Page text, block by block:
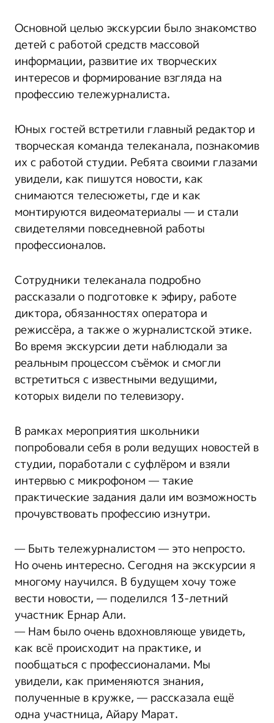
Основной целью экскурсии было знакомство
детей с работой средств массовой
информации, развитие их творческих
интересов и формирование взгляда на
профессию тележурналиста.
Юных гостей встретили главный редактор и
творческая команда телеканала, познакомив
их с работой студии. Ребята своими глазами
увидели, как пишутся новости, как
снимаются телесюжеты, где и как
монтируются видеоматериалы — и стали
свидетелями повседневной работы
профессионалов.
Сотрудники телеканала подробно
рассказали о подготовке к эфиру, работе
диктора, обязанностях оператора и
режиссёра, а также о журналистской этике.
Во время экскурсии дети наблюдали за
реальным процессом съёмок и смогли
встретиться с известными ведущими,
которых видели по телевизору.
В рамках мероприятия школьники
попробовали себя в роли ведущих новостей в
студии, поработали с суфлёром и взяли
интервью с микрофоном — такие
практические задания дали им возможность
прочувствовать профессию изнутри.
— Быть тележурналистом — это непросто.
Но очень интересно. Сегодня на экскурсии я
многому научился. В будущем хочу тоже
вести новости, — поделился 13-летний
участник Ернар Али.
— Нам было очень вдохновляюще увидеть,
как всё происходит на практике, и
пообщаться с профессионалами. Мы
увидели, как применяются знания,
полученные в кружке, — рассказала ещё
одна участница, Айару Марат.